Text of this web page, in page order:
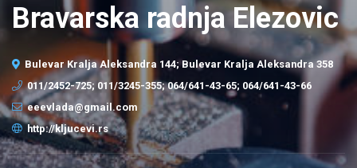
Bravarska radnja Elezovic
Bulevar Kralja Aleksandra 144; Bulevar Kralja Aleksandra 358
011/2452-725; 011/3245-355; 064/641-43-65; 064/641-43-66
eeevlada@gmail.com
http://kljucevi.rs